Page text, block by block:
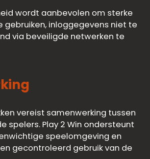
wordt aanbevolen om sterke
inloggegevens niet te
via beveiligde netwerken te
vereist samenwerking tussen
spelers. Play 2 Win ondersteunt
speelomgeving en
gecontroleerd gebruik van de